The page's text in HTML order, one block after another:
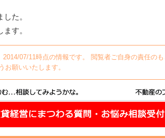
た。
す。
2014/07/11時点の情報です。 閲覧者ご自身の責任の
お願いいたします。